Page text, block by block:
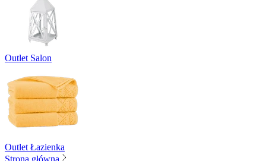
Outlet Salon
Outlet Łazienka